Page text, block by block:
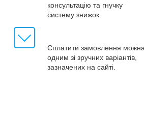
консультацію та гнучку
систему знижок.
Сплатити замовлення можна
одним зі зручних варіантів,
зазначених на сайті.